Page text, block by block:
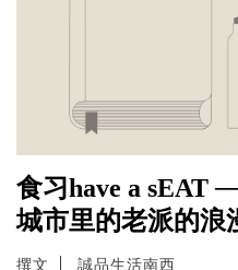
食习have a sEAT
城市里的老派的浪
撰文 誠品生活南西